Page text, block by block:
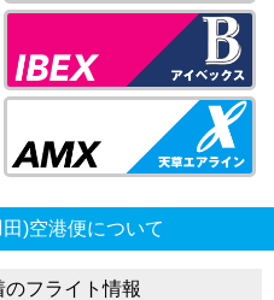
)空港便について
フライト情報